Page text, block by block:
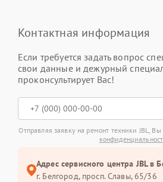
Контактная информация
Если требуется задать вопрос
свои данные и дежурный
проконсультирует Вас!
Отправляя заявку на ремонт техники JBL, Вы
Адрес сервисного центра JBL в
г. Белгород, просп. Славы, 65/36